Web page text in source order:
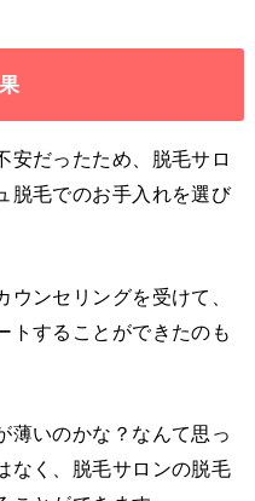
安だったため、脱毛サロ
脱毛でのお手入れを選び
ンセリングを受けて、
トすることができたのも
薄いのかな？なんて思っ
なく、脱毛サロンの脱毛